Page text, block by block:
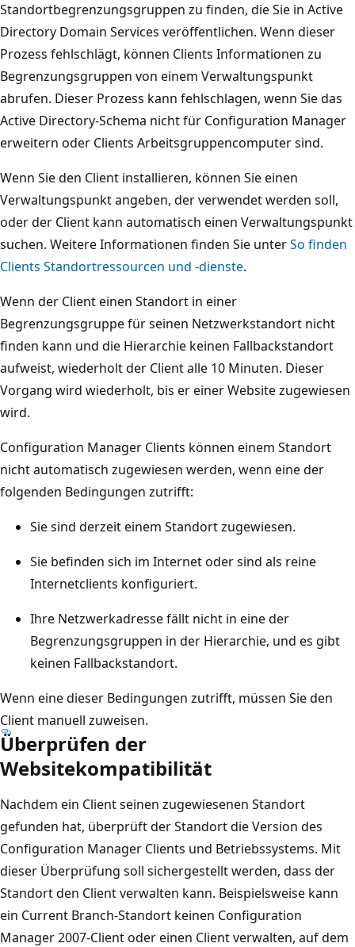
Standortbegrenzungsgruppen zu finden, die Sie in Active
Directory Domain Services veröffentlichen. Wenn dieser
Prozess fehlschlägt, können Clients Informationen zu
Begrenzungsgruppen von einem Verwaltungspunkt
abrufen. Dieser Prozess kann fehlschlagen, wenn Sie das
Active Directory-Schema nicht für Configuration Manager
erweitern oder Clients Arbeitsgruppencomputer sind.
Wenn Sie den Client installieren, können Sie einen
Verwaltungspunkt angeben, der verwendet werden soll,
oder der Client kann automatisch einen Verwaltungspunkt
suchen. Weitere Informationen finden Sie unterSo finden
Clients Standortressourcen und -dienste.
Wenn der Client einen Standort in einer
Begrenzungsgruppe für seinen Netzwerkstandort nicht
finden kann und die Hierarchie keinen Fallbackstandort
aufweist, wiederholt der Client alle 10 Minuten. Dieser
Vorgang wird wiederholt, bis er einer Website zugewiesen
wird.
Configuration Manager Clients können einem Standort
nicht automatisch zugewiesen werden, wenn eine der
folgenden Bedingungen zutrifft:
Sie sind derzeit einem Standort zugewiesen.
Sie befinden sich im Internet oder sind als reine
Internetclients konfiguriert.
Ihre Netzwerkadresse fällt nicht in eine der
Begrenzungsgruppen in der Hierarchie, und es gibt
keinen Fallbackstandort.
Wenn eine dieser Bedingungen zutrifft, müssen Sie den
Client manuell zuweisen.
Überprüfen der
Websitekompatibilität
Nachdem ein Client seinen zugewiesenen Standort
gefunden hat, überprüft der Standort die Version des
Configuration Manager Clients und Betriebssystems. Mit
dieser Überprüfung soll sichergestellt werden, dass der
Standort den Client verwalten kann. Beispielsweise kann
ein Current Branch-Standort keinen Configuration
Manager 2007-Client oder einen Client verwalten, auf dem